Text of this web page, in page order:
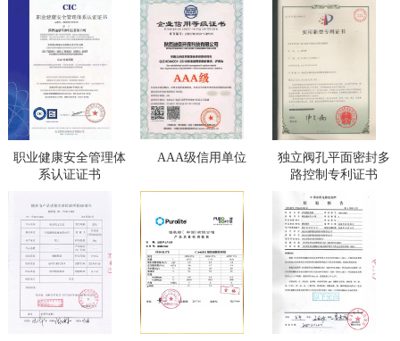
职业健康安全管理体
系认证证书
AAA级信用单位
独立阀孔平面密封多
路控制专利证书